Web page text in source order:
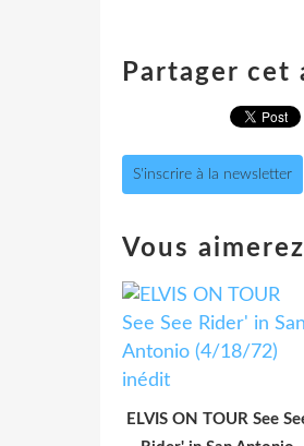
Partager cet
S'inscrire à la newsletter
Vous
ELVIS ON TOUR See